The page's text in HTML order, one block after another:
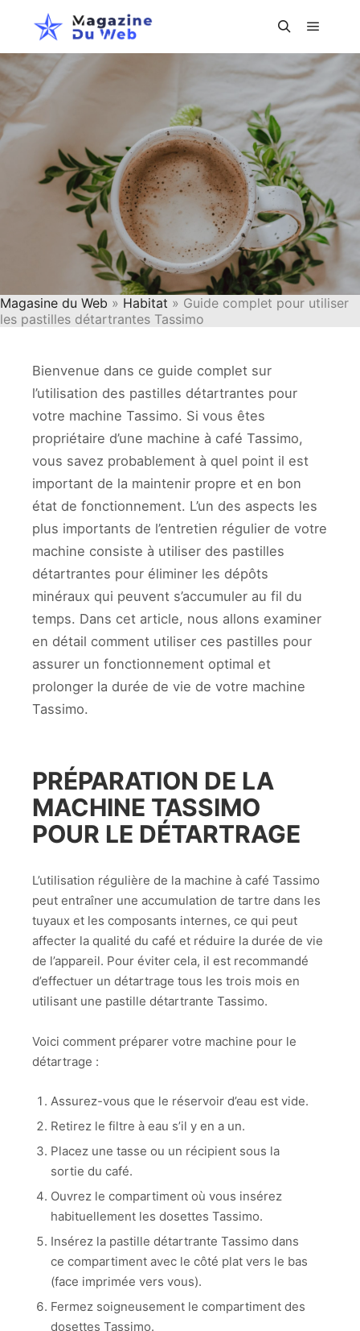
Magasine du Web » Habitat » Guide complet pour utiliser
les pastilles détartrantes Tassimo
Bienvenue dans ce guide complet sur
l’utilisation des pastilles détartrantes pour
votre machine Tassimo. Si vous êtes
propriétaire d’une machine à café Tassimo,
vous savez probablement à quel point il est
important de la maintenir propre et en bon
état de fonctionnement. L’un des aspects les
plus importants de l’entretien régulier de votre
machine consiste à utiliser des pastilles
détartrantes pour éliminer les dépôts
minéraux qui peuvent s’accumuler au fil du
temps. Dans cet article, nous allons examiner
en détail comment utiliser ces pastilles pour
assurer un fonctionnement optimal et
prolonger la durée de vie de votre machine
Tassimo.
PRÉPARATION DE LA
MACHINE TASSIMO
POUR LE DÉTARTRAGE
L’utilisation régulière de la machine à café Tassimo
peut entraîner une accumulation de tartre dans les
tuyaux et les composants internes, ce qui peut
affecter la qualité du café et réduire la durée de vie
de l’appareil. Pour éviter cela, il est recommandé
d’effectuer un détartrage tous les trois mois en
utilisant une pastille détartrante Tassimo.
Voici comment préparer votre machine pour le
détartrage :
Assurez-vous que le réservoir d’eau est vide.
Retirez le filtre à eau s’il y en a un.
Placez une tasse ou un récipient sous la
sortie du café.
Ouvrez le compartiment où vous insérez
habituellement les dosettes Tassimo.
Insérez la pastille détartrante Tassimo dans
ce compartiment avec le côté plat vers le bas
(face imprimée vers vous).
Fermez soigneusement le compartiment des
dosettes Tassimo.